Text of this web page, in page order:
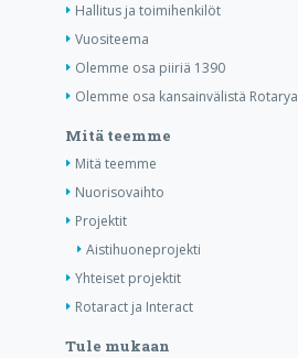
Hallitus ja toimihenkilöt
Vuositeema
Olemme osa piiriä 1390
Olemme osa kansainvälistä Rotarya
Mitä teemme
Mitä teemme
Nuorisovaihto
Projektit
Aistihuoneprojekti
Yhteiset projektit
Rotaract ja Interact
Tule mukaan